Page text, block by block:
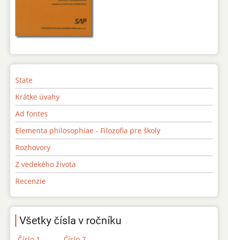
State
Krátke úvahy
Ad fontes
Elementa philosophiae - Filozofia pre školy
Rozhovory
Z vedekého života
Recenzie
Všetky čísla v ročníku